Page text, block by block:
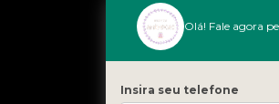
MENU
Quem somos
Serviços
Olá! Fale agora
Insira seu telefone